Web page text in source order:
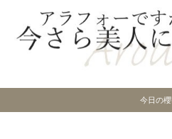
今日の櫻